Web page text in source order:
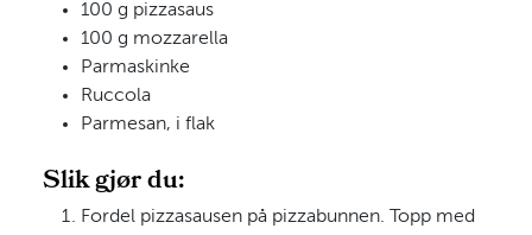
100 g pizzasaus
100 g mozzarella
Parmaskinke
Ruccola
Parmesan, i flak
Slik gjør du:
Fordel pizzasausen på pizzabunnen. Topp med